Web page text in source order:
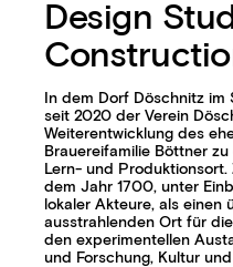
Design
In dem Dorf Döschnitz
seit 2020 der Verein
Weiterentwicklung des
Brauereifamilie Böttner
Lern- und Produktionsort.
dem Jahr 1700, unter
lokaler Akteure, als einen
ausstrahlenden Ort für
den experimentellen
und Forschung, Kultur